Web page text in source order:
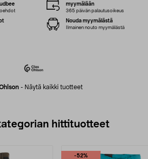
- Näytä kaikki tuotteet
myymälään
365 päivän palautusoikeus
Nouda myymälästä
Ilmainen nouto myymälästä
hittituotteet
-52%